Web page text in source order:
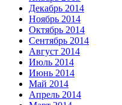
Декабрь 2014
Ноябрь 2014
Октябрь 2014
Сентябрь 2014
Август 2014
Июль 2014
Июнь 2014
Май 2014
Апрель 2014